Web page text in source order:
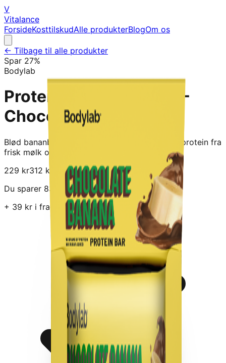
V
Vitalance
ForsideKosttilskudAlle produkterBlogOm os
← Tilbage til alle produkter
Spar 27%
Bodylab
Protein Bar (12 x 55 g) -
Chocolate Banana
Blød bananbar med cremet karamel, premium protein fra
frisk mølk og 0 gram tilsat sukker.
229 kr312 kr
Du sparer 83
kr!
+ 39 kr i fragt